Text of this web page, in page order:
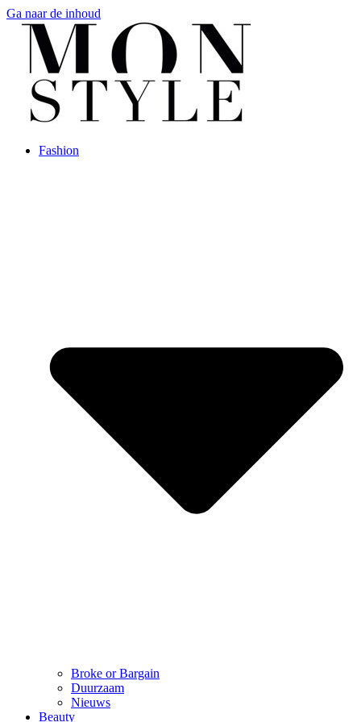
Ga naar de inhoud
Fashion
Broke or Bargain
Duurzaam
Nieuws
Beauty